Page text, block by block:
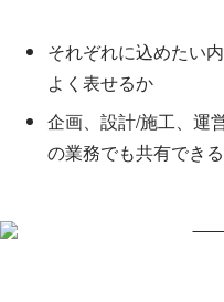
それぞれに込めたい
よく表せるか
企画、設計/施工、運
の業務でも共有でき